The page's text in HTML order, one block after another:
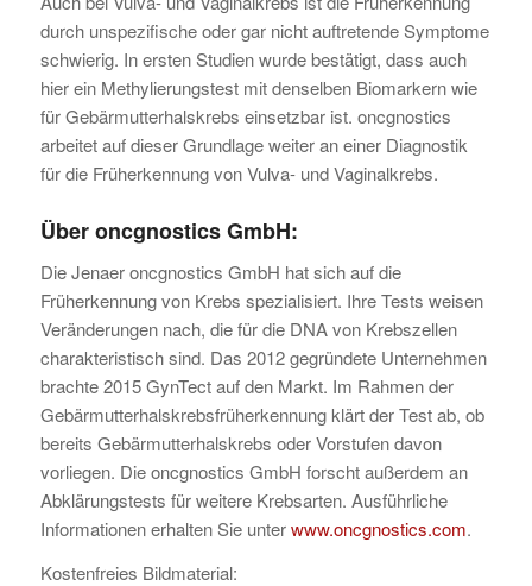
durch unspezifische oder gar nicht auftretende Symptome
schwierig. In ersten Studien wurde bestätigt, dass auch
hier ein Methylierungstest mit denselben Biomarkern wie
für Gebärmutterhalskrebs einsetzbar ist. oncgnostics
arbeitet auf dieser Grundlage weiter an einer Diagnostik
für die Früherkennung von Vulva- und Vaginalkrebs.
Über oncgnostics GmbH:
Die Jenaer oncgnostics GmbH hat sich auf die
Früherkennung von Krebs spezialisiert. Ihre Tests weisen
Veränderungen nach, die für die DNA von Krebszellen
charakteristisch sind. Das 2012 gegründete Unternehmen
brachte 2015 GynTect auf den Markt. Im Rahmen der
Gebärmutterhalskrebsfrüherkennung klärt der Test ab, ob
bereits Gebärmutterhalskrebs oder Vorstufen davon
vorliegen. Die oncgnostics GmbH forscht außerdem an
Abklärungstests für weitere Krebsarten. Ausführliche
Informationen erhalten Sie unterwww.oncgnostics.com.
Kostenfreies Bildmaterial: